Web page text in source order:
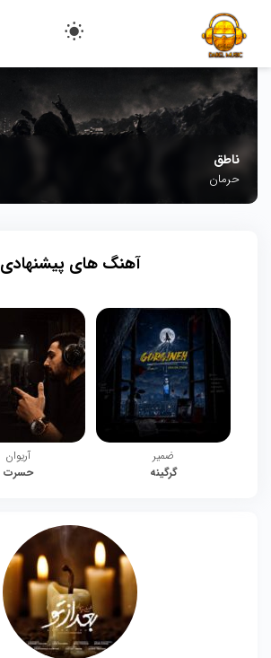
ناطق
حرمان
آهنگ های پیشنهادی
ضمیر
گرگینه
آریوان
حسرت